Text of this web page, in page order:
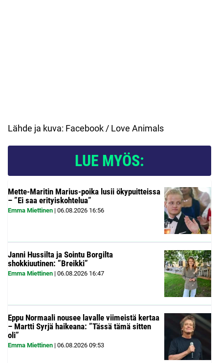
Lähde ja kuva: Facebook / Love Animals
LUE MYÖS:
Mette-Maritin Marius-poika lusii ökypuitteissa
– ”Ei saa erityiskohtelua”
Emma Miettinen | 06.08.2026 16:56
Janni Hussilta ja Sointu Borgilta
shokkiuutinen: ”Breikki”
Emma Miettinen | 06.08.2026 16:47
Eppu Normaali nousee lavalle viimeistä kertaa
– Martti Syrjä haikeana: ”Tässä tämä sitten
oli”
Emma Miettinen | 06.08.2026 09:53